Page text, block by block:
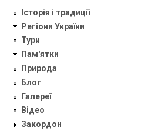
Історія і традиції
Регіони України
Тури
Пам'ятки
Природа
Блог
Галереї
Відео
Закордон